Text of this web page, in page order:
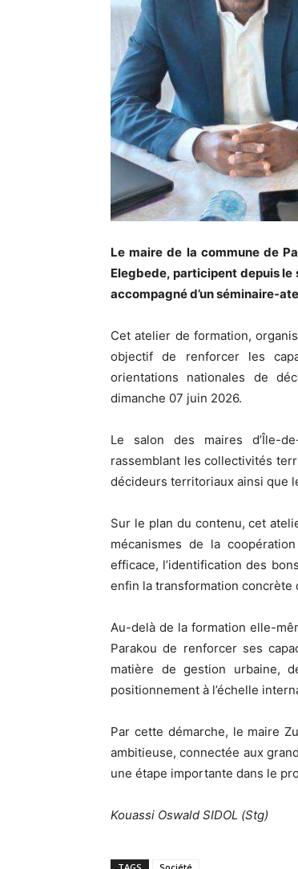
Le maire de la commune de
Elegbede, participent depuis le
accompagné d’un séminaire-
Cet atelier de formation,
objectif de renforcer les
orientations nationales de
dimanche 07 juin 2026.
Le salon des maires d’Île-
rassemblant les collectivités
décideurs territoriaux ainsi que
Sur le plan du contenu, cet
mécanismes de la
efficace, l’identification des
enfin la transformation
Au-delà de la formation elle-
Parakou de renforcer ses
matière de gestion urbaine,
positionnement à l’échelle
Par cette démarche, le maire
ambitieuse, connectée aux
une étape importante dans le
Kouassi Oswald SIDOL (Stg)